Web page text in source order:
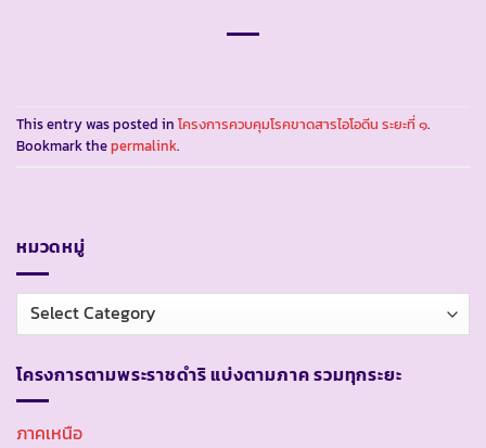
This entry was posted in โครงการควบคุมโรคขาดสารไอโอดีน ระยะที่ ๑.
Bookmark thepermalink.
หมวดหมู่
หมวด
หมู่
โครงการตามพระราชดำริ แบ่งตามภาค รวมทุกระยะ
ภาคเหนือ